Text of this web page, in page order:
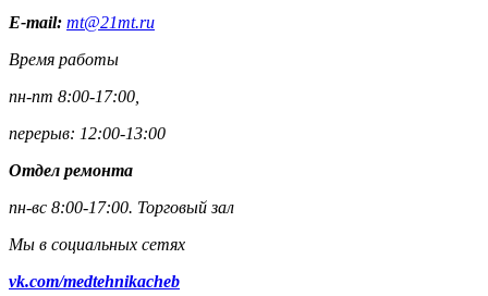
E-mail: mt@21mt.ru
Время работы
пн-пт 8:00-17:00,
перерыв: 12:00-13:00
Отдел ремонта
пн-вс 8:00-17:00. Торговый зал
Мы в социальных сетях
vk.com/medtehnikacheb